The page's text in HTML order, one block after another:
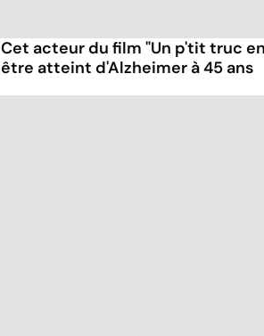
Cet acteur du film "Un p'tit truc
être atteint d'Alzheimer à 45 ans